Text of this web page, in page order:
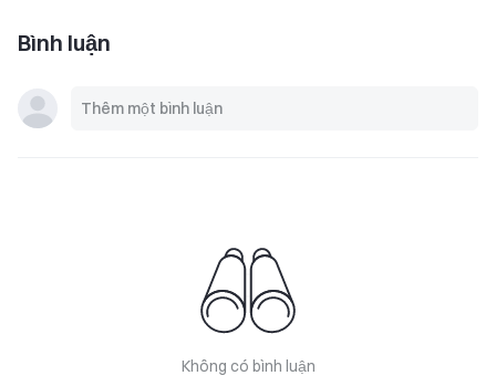
Bình luận
Không có bình luận